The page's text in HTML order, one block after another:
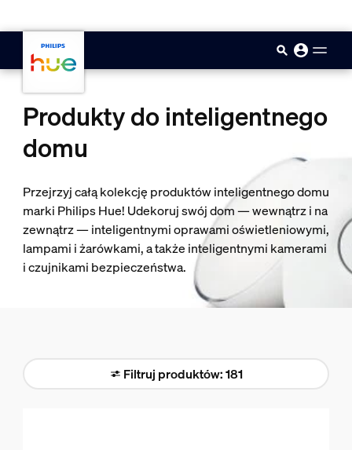
Produkty do inteligentnego
domu
Przejrzyj całą kolekcję produktów inteligentnego domu
marki Philips Hue! Udekoruj swój dom — wewnątrz i na
zewnątrz — inteligentnymi oprawami oświetleniowymi,
lampami i żarówkami, a także inteligentnymi kamerami
i czujnikami bezpieczeństwa.
Filtruj produktów: 181